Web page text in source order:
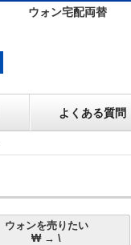
ウォン宅配両替
よくある質問
ウォン売却
ウォンを売りたい
₩ → \